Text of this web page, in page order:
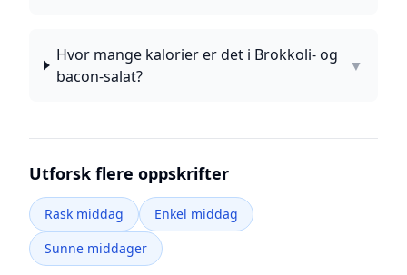
Hvor mange kalorier er det i Brokkoli- og
bacon-salat?
▼
Utforsk flere oppskrifter
Rask middag
Enkel middag
Sunne middager